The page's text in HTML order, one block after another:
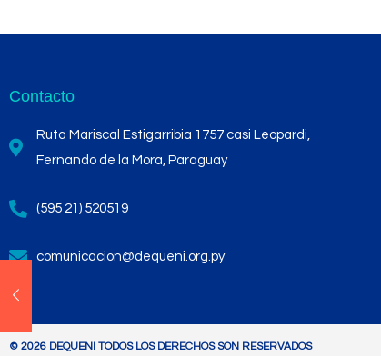
Contacto
Ruta Mariscal Estigarribia 1757 casi Leopardi,
Fernando de la Mora, Paraguay
(595 21) 520519
comunicacion@dequeni.org.py
© 2026 DEQUENI TODOS LOS DERECHOS SON RESERVADOS